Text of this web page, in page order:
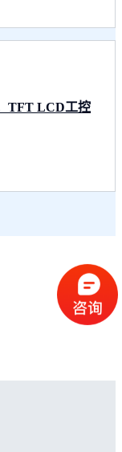
TFT LCD工控